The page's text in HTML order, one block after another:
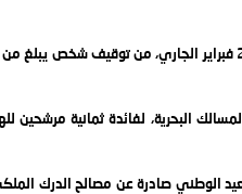
البحرية، لفائدة ثمانية مرشحين
الوطني صادرة عن مصالح الدرك